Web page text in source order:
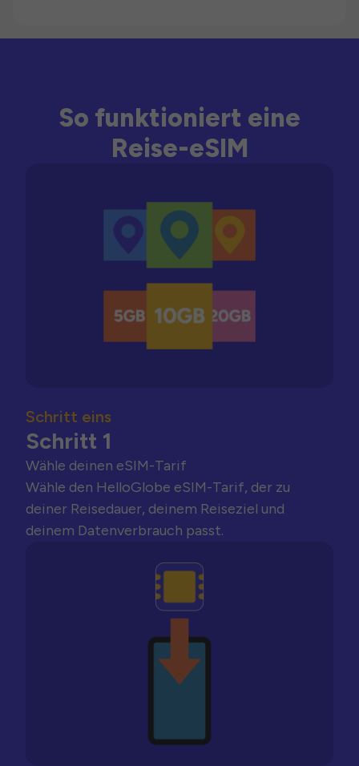
So funktioniert eine
Reise-eSIM
Schritt eins
Schritt 1
Wähle deinen eSIM-Tarif
Wähle den HelloGlobe eSIM-Tarif, der zu
deiner Reisedauer, deinem Reiseziel und
deinem Datenverbrauch passt.